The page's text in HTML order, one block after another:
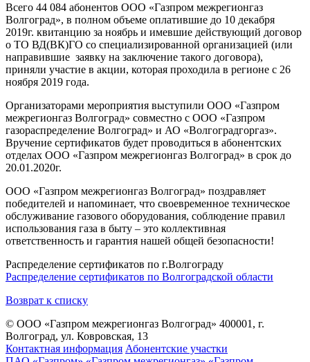
Всего 44 084 абонентов ООО «Газпром межрегионгаз
Волгоград», в полном объеме оплатившие до 10 декабря
2019г. квитанцию за ноябрь и имевшие действующий договор
о ТО ВД(ВК)ГО со специализированной организацией (или
направившие заявку на заключение такого договора),
приняли участие в акции, которая проходила в регионе с 26
ноября 2019 года.
Организаторами мероприятия выступили ООО «Газпром
межрегионгаз Волгоград» совместно с ООО «Газпром
газораспределение Волгоград» и АО «Волгоградгоргаз».
Вручение сертификатов будет проводиться в абонентских
отделах ООО «Газпром межрегионгаз Волгоград» в срок до
20.01.2020г.
ООО «Газпром межрегионгаз Волгоград» поздравляет
победителей и напоминает, что своевременное техническое
обслуживание газового оборудования, соблюдение правил
использования газа в быту – это коллективная
ответственность и гарантия нашей общей безопасности!
Распределение сертификатов по г.Волгограду
Распределение сертификатов по Волгоградской области
Возврат к списку
© ООО «Газпром межрегионгаз Волгоград» 400001, г.
Волгоград, ул. Ковровская, 13
Контактная информация Абонентские участки